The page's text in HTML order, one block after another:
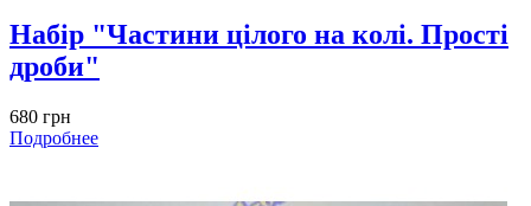
Набір "Частини цілого на колі. Прості
дроби"
680 грн
Подробнее